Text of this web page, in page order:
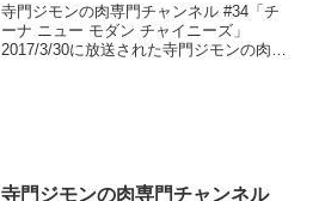
寺門ジモンの肉専門チャンネル #34「チ
ーナ ニュー モダン チャイニーズ」
2017/3/30に放送された寺門ジモンの肉専
寺門ジモンの肉専門チャンネル